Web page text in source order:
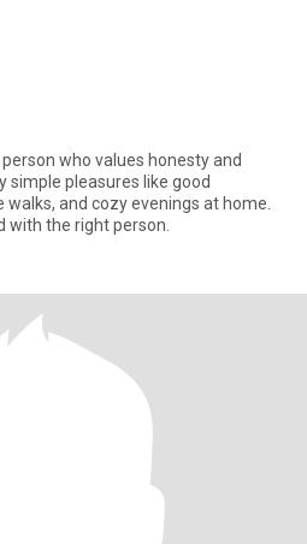
person who values honesty and
simple pleasures like good
and cozy evenings at home.
with the right person.